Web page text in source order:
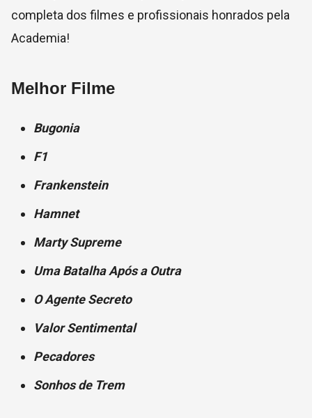
completa dos filmes e profissionais honrados pela
Academia!
Melhor Filme
Bugonia
F1
Frankenstein
Hamnet
Marty Supreme
Uma Batalha Após a Outra
O Agente Secreto
Valor Sentimental
Pecadores
Sonhos de Trem